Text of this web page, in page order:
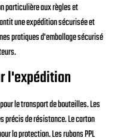
particulière aux règles et
une expédition sécurisée et
pratiques d'emballage sécurisé
l'expédition
le transport de bouteilles. Les
précis de résistance. Le carton
la protection. Les rubans PPL